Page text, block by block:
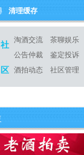
清理缓存
社
区
淘酒交流
茶聊娱乐
公告仲裁
鉴定投诉
酒拍动态
社区管理